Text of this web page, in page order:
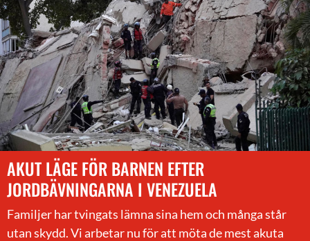
AKUT LÄGE FÖR BARNEN EFTER
JORDBÄVNINGARNA I VENEZUELA
Familjer har tvingats lämna sina hem och många står
utan skydd. Vi arbetar nu för att möta de mest akuta